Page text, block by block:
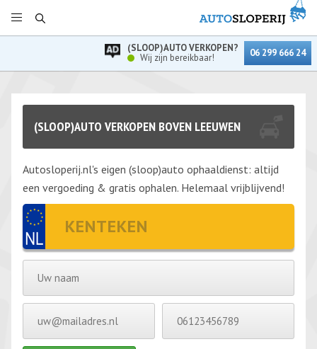
(SLOOP)AUTO VERKOPEN?
Wij zijn bereikbaar!
06 299 666 24
(SLOOP)AUTO VERKOPEN BOVEN LEEUWEN
Autosloperij.nl's eigen (sloop)auto ophaaldienst: altijd
een vergoeding & gratis ophalen. Helemaal vrijblijvend!